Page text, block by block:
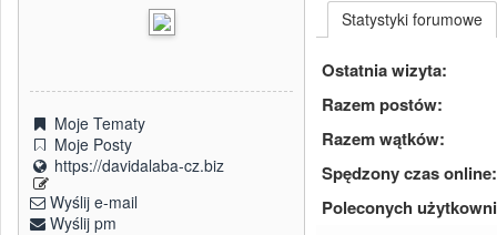
Moje Tematy
Moje Posty
https://davidalaba-cz.biz
Wyślij e-mail
Wyślij pm
Statystyki forumowe
Ostatnia wizyta:
Razem postów:
Razem wątków:
Spędzony czas online:
Poleconych